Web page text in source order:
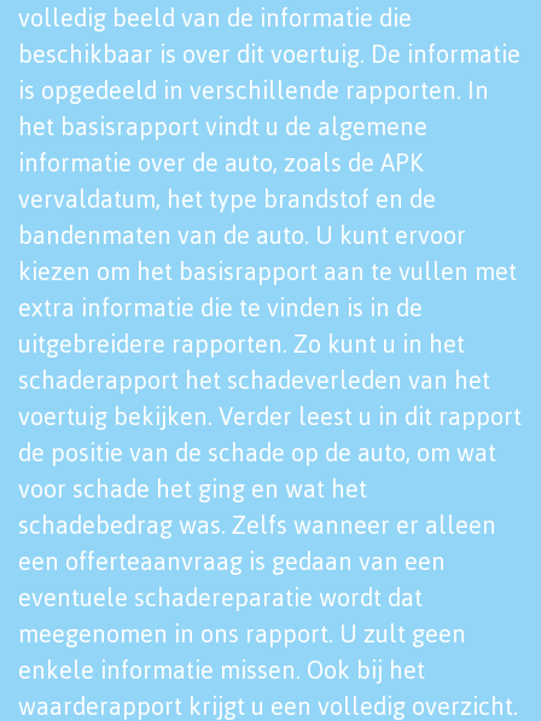
volledig beeld van de informatie die
beschikbaar is over dit voertuig. De informatie
is opgedeeld in verschillende rapporten. In
het basisrapport vindt u de algemene
informatie over de auto, zoals de APK
vervaldatum, het type brandstof en de
bandenmaten van de auto. U kunt ervoor
kiezen om het basisrapport aan te vullen met
extra informatie die te vinden is in de
uitgebreidere rapporten. Zo kunt u in het
schaderapport het schadeverleden van het
voertuig bekijken. Verder leest u in dit rapport
de positie van de schade op de auto, om wat
voor schade het ging en wat het
schadebedrag was. Zelfs wanneer er alleen
een offerteaanvraag is gedaan van een
eventuele schadereparatie wordt dat
meegenomen in ons rapport. U zult geen
enkele informatie missen. Ook bij het
waarderapport krijgt u een volledig overzicht.